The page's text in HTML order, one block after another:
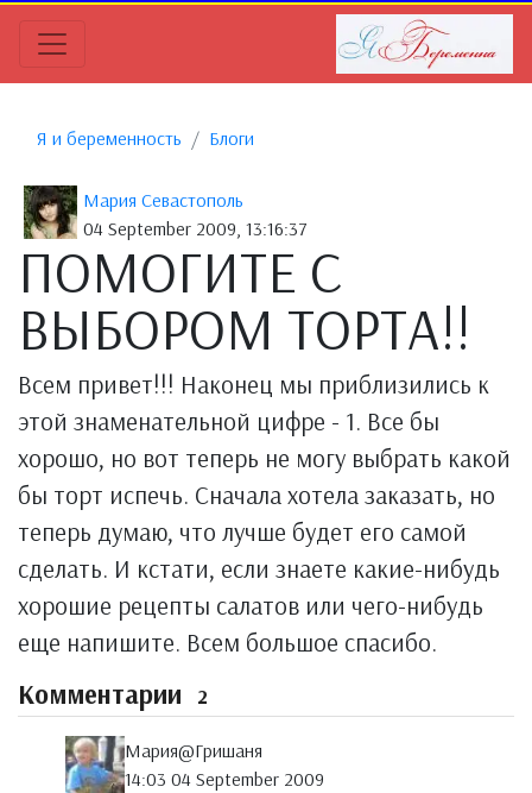
Я и беременность Блоги
Мария Севастополь
04 September 2009, 13:16:37
ПОМОГИТЕ С
ВЫБОРОМ ТОРТА!!
Всем привет!!! Наконец мы приблизились к
этой знаменательной цифре - 1. Все бы
хорошо, но вот теперь не могу выбрать какой
бы торт испечь. Сначала хотела заказать, но
теперь думаю, что лучше будет его самой
сделать. И кстати, если знаете какие-нибудь
хорошие рецепты салатов или чего-нибудь
еще напишите. Всем большое спасибо.
Комментарии 2
Мария@Гришаня
14:03 04 September 2009